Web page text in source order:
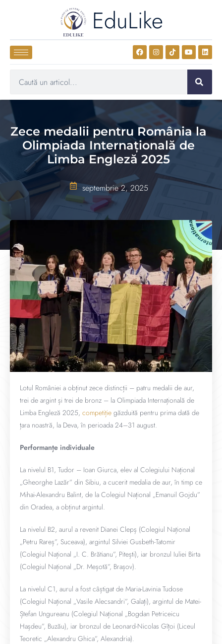
EduLike
Zece medalii pentru România la
Olimpiada Internațională de
Limba Engleză 2025
septembrie 2, 2025
Lotul României a obținut zece distincții – patru medalii de aur,
trei de argint și trei de bronz – la Olimpiada Internațională de
Limba Engleză 2025, competiție găzduită pentru prima dată de
țara noastră, la Deva, în perioada 24–31 august.
Performanțe individuale
La nivelul B1, Tudor – Ioan Giurca, elev al Colegiului Național
„Gheorghe Lazăr” din Sibiu, a cucerit medalia de aur, în timp ce
Mihai-Alexandru Balint, de la Colegiul Național „Emanuil Gojdu”
din Oradea, a obținut argintul.
La nivelul B2, aurul a revenit Dianei Clepș (Colegiul Național
„Petru Rareș”, Suceava), argintul Silviei Gusbeth-Tatomir
(Colegiul Național „I. C. Brătianu”, Pitești), iar bronzul Iuliei Birta
(Colegiul Național „Dr. Meșotă”, Brașov).
La nivelul C1, aurul a fost câștigat de Maria-Lavinia Tudose
(Colegiul Național „Vasile Alecsandri”, Galați), argintul de Matei-
Ștefan Ungureanu (Colegiul Național „Bogdan Petriceicu
Hașdeu”, Buzău), iar bronzul de Leonard-Nicolas Gîțoi (Liceul
Teoretic „Alexandru Ghica”, Alexandria).